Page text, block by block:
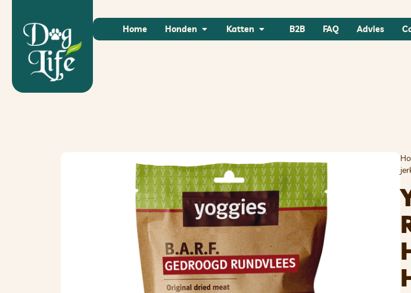
Home Honden Katten B2B FAQ Advies